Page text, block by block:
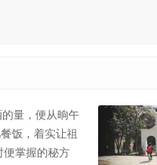
量，便从晌午
饭，着实让祖
便掌握的秘方